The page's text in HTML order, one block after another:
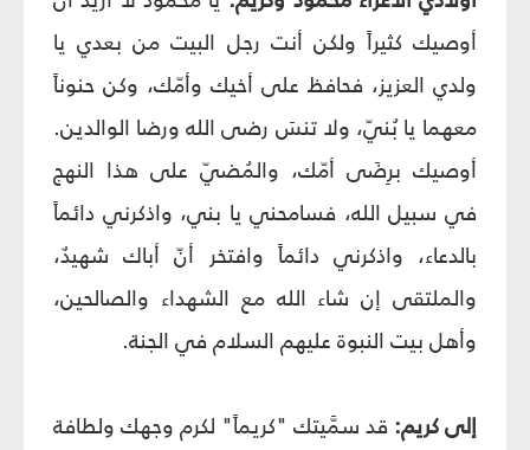
أوصيك كثيراً ولكن أنت رجل البيت من بعدي يا
ولدي العزيز، فحافظ على أخيك وأمّك، وكن حنوناً
معهما يا بُنيّ، ولا تنسَ رضى الله ورضا الوالدين.
أوصيك برِضَى أمّك، والمُضيّ على هذا النهج
في سبيل الله، فسامحني يا بني، واذكرني دائماً
بالدعاء، واذكرني دائماً وافتخر أنّ أباك شهيدٌ،
والملتقى إن شاء الله مع الشهداء والصالحين،
وأهل بيت النبوة عليهم السلام في الجنة.
إلى كريم: قد سمَّيتك "كريماً" لكرم وجهك ولطافة